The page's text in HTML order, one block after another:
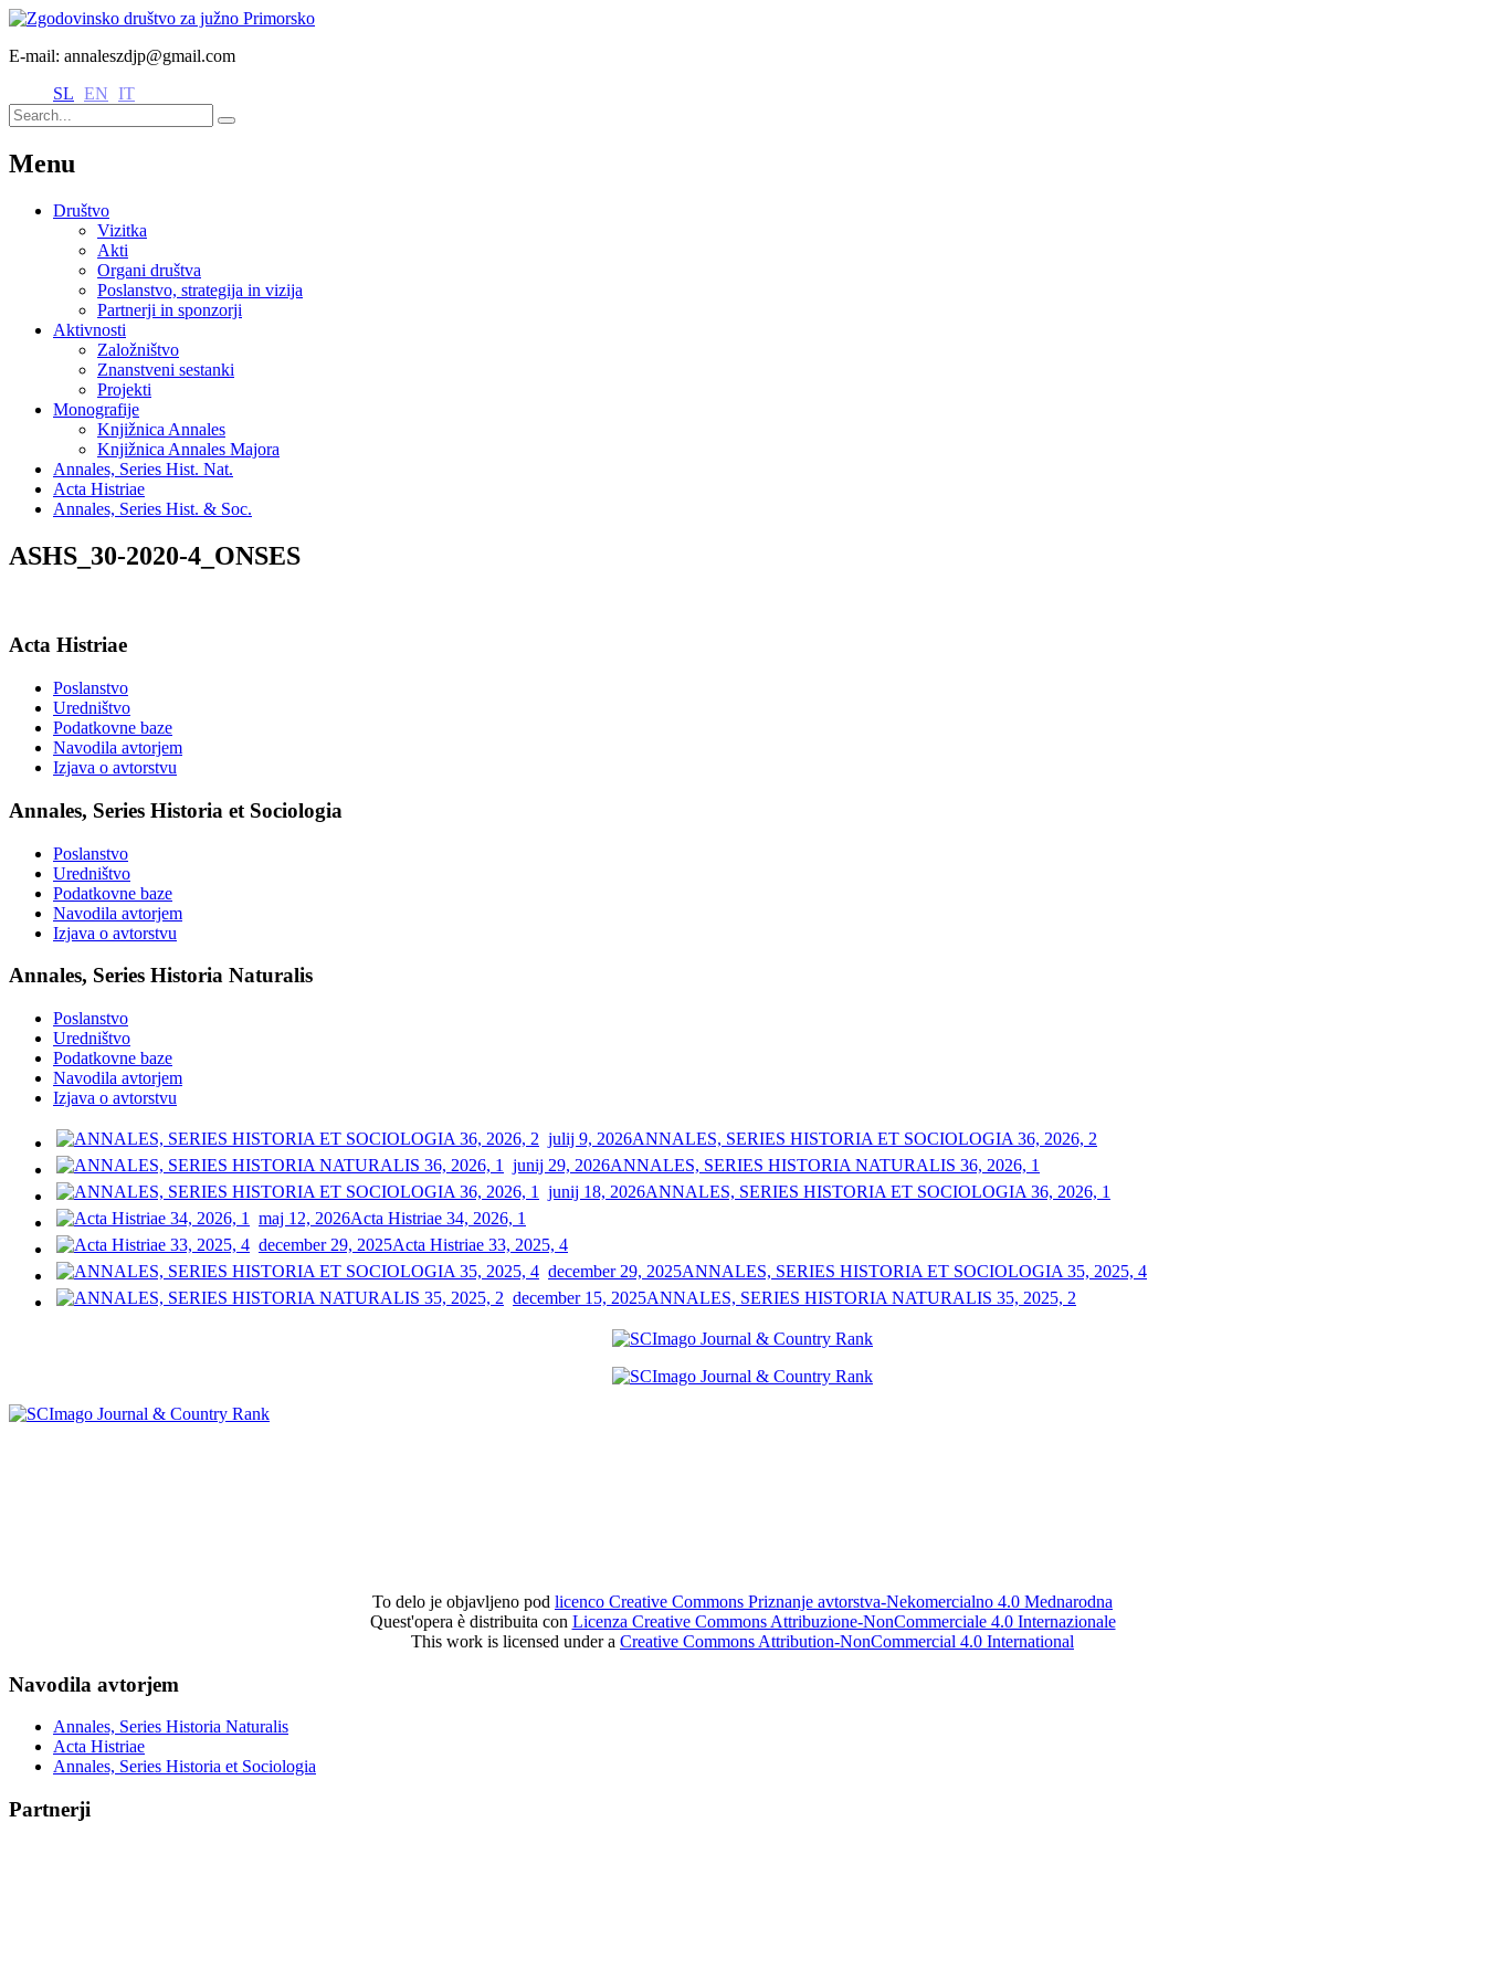
E-mail: annaleszdjp@gmail.com
SL EN IT
Menu
Društvo
Vizitka
Akti
Organi društva
Poslanstvo, strategija in vizija
Partnerji in sponzorji
Aktivnosti
Založništvo
Znanstveni sestanki
Projekti
Monografije
Knjižnica Annales
Knjižnica Annales Majora
Annales, Series Hist. Nat.
Acta Histriae
Annales, Series Hist. & Soc.
ASHS_30-2020-4_ONSES
Acta Histriae
Poslanstvo
Uredništvo
Podatkovne baze
Navodila avtorjem
Izjava o avtorstvu
Annales, Series Historia et Sociologia
Poslanstvo
Uredništvo
Podatkovne baze
Navodila avtorjem
Izjava o avtorstvu
Annales, Series Historia Naturalis
Poslanstvo
Uredništvo
Podatkovne baze
Navodila avtorjem
Izjava o avtorstvu
julij 9, 2026ANNALES, SERIES HISTORIA ET SOCIOLOGIA 36, 2026, 2
junij 29, 2026ANNALES, SERIES HISTORIA NATURALIS 36, 2026, 1
junij 18, 2026ANNALES, SERIES HISTORIA ET SOCIOLOGIA 36, 2026, 1
maj 12, 2026Acta Histriae 34, 2026, 1
december 29, 2025Acta Histriae 33, 2025, 4
december 29, 2025ANNALES, SERIES HISTORIA ET SOCIOLOGIA 35, 2025, 4
december 15, 2025ANNALES, SERIES HISTORIA NATURALIS 35, 2025, 2
To delo je objavljeno pod licenco Creative Commons Priznanje avtorstva-Nekomercialno 4.0 Mednarodna
Quest'opera è distribuita con Licenza Creative Commons Attribuzione-NonCommerciale 4.0 Internazionale
This work is licensed under a Creative Commons Attribution-NonCommercial 4.0 International
Navodila avtorjem
Annales, Series Historia Naturalis
Acta Histriae
Annales, Series Historia et Sociologia
Partnerji